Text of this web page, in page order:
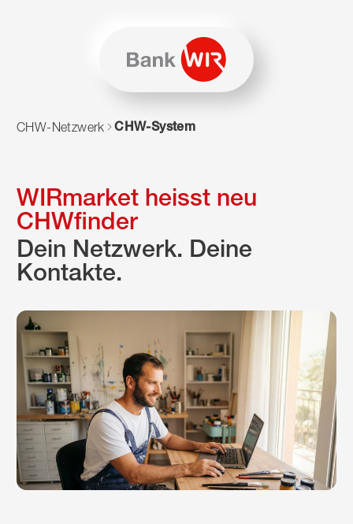
Zum Navigieren dieser Seite wird JavaScript benötigt.
CHW-Netzwerk CHW-System
WIRmarket heisst neu
CHWfinder
Dein Netzwerk. Deine
Kontakte.